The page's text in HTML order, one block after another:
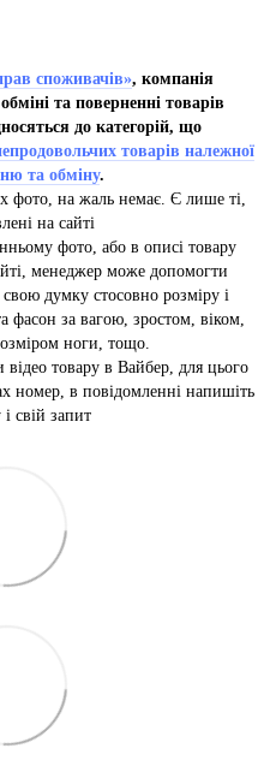
споживачів», компанія
та поверненні товарів
до категорій, що
товарів належної
та обміну.
фото, на жаль немає. Є лише ті,
на сайті
фото, або в описі товару
менеджер може допомогти
думку стосовно розміру і
фасон за вагою, зростом, віком,
ноги, тощо.
товару в Вайбер, для цього
номер, в повідомленні напишіть
свій запит